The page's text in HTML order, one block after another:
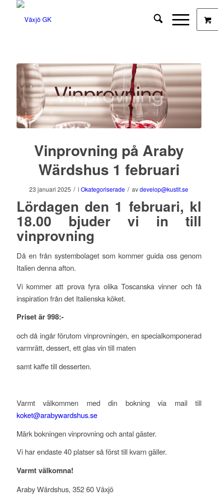
Vinprovning på Araby
Wärdshus 1 februari
23 januari 2025 / iOkategoriserade / avdevelop@kustit.se
Lördagen den 1 februari, kl
18.00 bjuder vi in till
vinprovning
Då en från systembolaget som kommer guida oss genom
Italien denna afton.
Vi kommer att prova fyra olika Toscanska vinner och få
inspiration från det Italienska köket.
Priset är 998:-
och då ingår förutom vinprovningen, en specialkomponerad
varmrätt, dessert, ett glas vin till maten
samt kaffe till desserten.
Varmt välkommen med din bokning via mail till
koket@arabywardshus.se
Märk bokningen vinprovning och antal gäster.
Vi har endaste 40 platser så först till kvarn gäller.
Varmt välkomna!
Araby Wärdshus, 352 60 Växjö